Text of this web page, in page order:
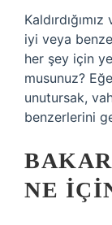
iyi veya
her şey için
musunuz?
unutursak,
benzerlerini
NE